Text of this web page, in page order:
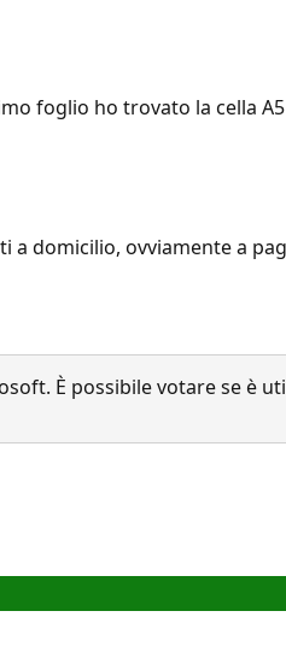
foglio ho trovato la cella
domicilio, ovviamente a
È possibile votare se è